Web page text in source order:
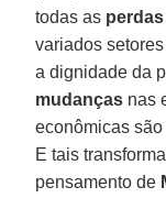
todas as perdas
variados
a dignidade da
mudanças nas
econômicas
E tais
pensamento de